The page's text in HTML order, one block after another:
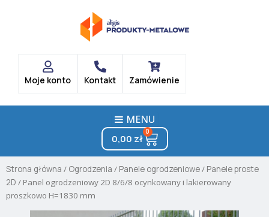
Moje konto Kontakt Zamówienie
MENU
0,00 zł
0
Cart
Strona główna / Ogrodzenia / Panele ogrodzeniowe/ Panele proste
2D / Panel ogrodzeniowy 2D 8/6/8 ocynkowany i lakierowany
proszkowo H=1830 mm